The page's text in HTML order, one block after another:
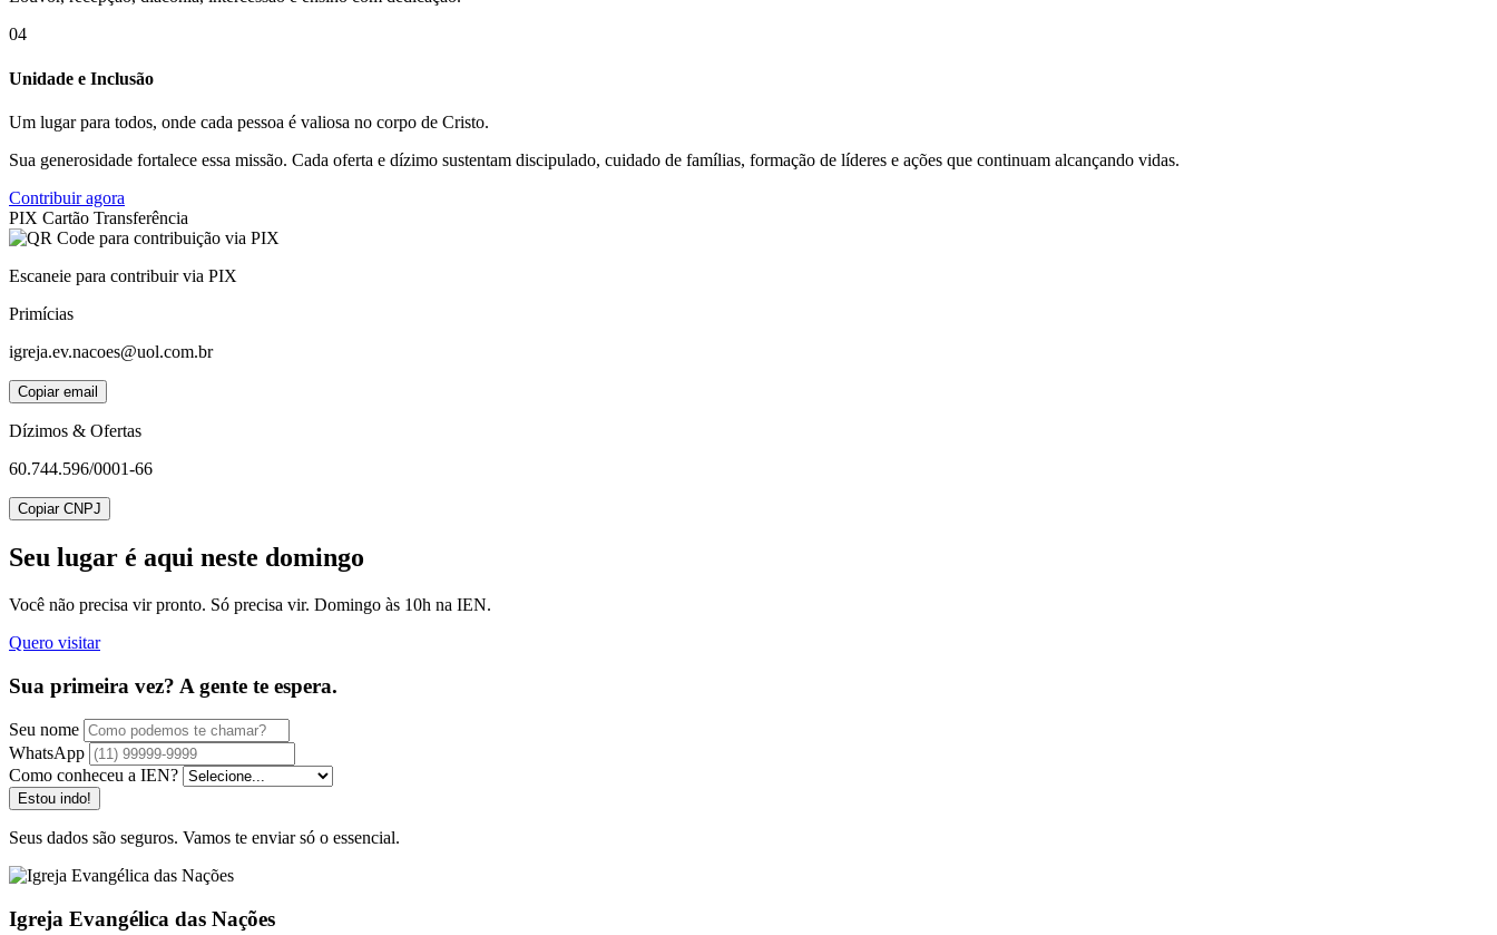
04
Unidade e Inclusão
Um lugar para todos, onde cada pessoa é valiosa no corpo de Cristo.
Sua generosidade fortalece essa missão. Cada oferta e dízimo sustentam discipulado, cuidado de famílias, formação de líderes e ações que continuam alcançando vidas.
Contribuir agora
PIX Cartão Transferência
Escaneie para contribuir via PIX
Primícias
igreja.ev.nacoes@uol.com.br
Copiar email
Dízimos & Ofertas
60.744.596/0001-66
Copiar CNPJ
Seu lugar é aqui neste domingo
Você não precisa vir pronto. Só precisa vir. Domingo às 10h na IEN.
Quero visitar
Sua primeira vez? A gente te espera.
Seu nome
WhatsApp
Como conheceu a IEN?
Estou indo!
Seus dados são seguros. Vamos te enviar só o essencial.
Igreja Evangélica das Nações